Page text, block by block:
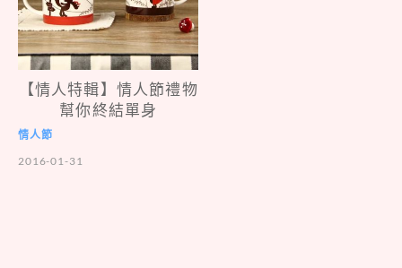
【情人特輯】情人節禮物
幫你終結單身
情人節
2016-01-31